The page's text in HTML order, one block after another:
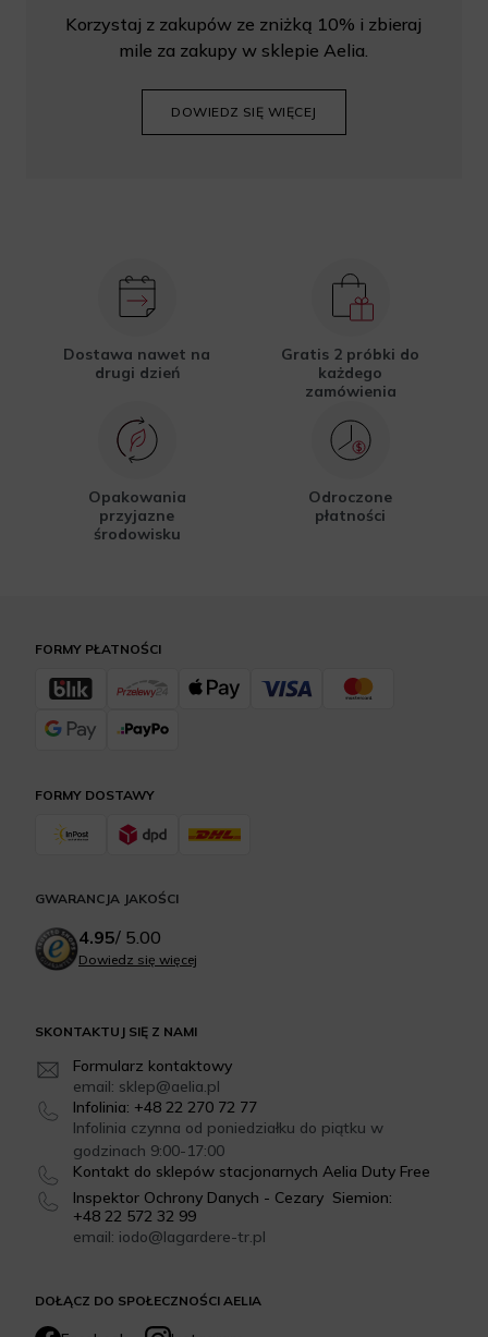
Korzystaj z zakupów ze zniżką 10% i zbieraj
mile za zakupy w sklepie Aelia.
DOWIEDZ SIĘ WIĘCEJ
Dostawa nawet na
drugi dzień
Gratis 2 próbki do
każdego
zamówienia
Opakowania
przyjazne
środowisku
Odroczone
płatności
DOŁĄCZ DO SPOŁECZNOŚCI AELIA
SKONTAKTUJ SIĘ Z NAMI
Formularz kontaktowy
email: sklep@aelia.pl
Infolinia: +48 22 270 72 77
Infolinia czynna od poniedziałku do piątku w
godzinach 9:00-17:00
Kontakt do sklepów stacjonarnych Aelia Duty Free
Inspektor Ochrony Danych - Cezary Siemion:
+48 22 572 32 99
email: iodo@lagardere-tr.pl
FORMY DOSTAWY
FORMY PŁATNOŚCI
GWARANCJA JAKOŚCI
4.95/ 5.00
Dowiedz się więcej